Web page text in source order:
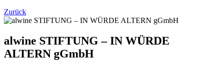
Zurück
alwine STIFTUNG – IN WÜRDE
ALTERN gGmbH